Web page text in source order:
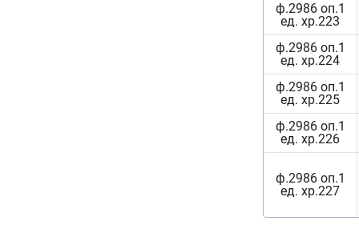
ф.2986 оп.1
ед. хр.223
ф.2986 оп.1
ед. хр.224
ф.2986 оп.1
ед. хр.225
ф.2986 оп.1
ед. хр.226
ф.2986 оп.1
ед. хр.227